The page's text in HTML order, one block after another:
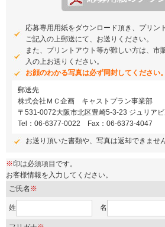
応募専用用紙をダウンロード頂き、プリン
ご記入の上郵送にて、お送りください。
また、プリントアウト等が難しい方は、市
入の上お送りください。
お顔のわかる写真は必ず同封してください。
郵送先
株式会社ＭＣ企画 キャストプラン事業部
〒531-0072大阪市北区豊崎5-3-23 ジュリア
Tel：06-6377-0022 Fax：06-6373-4047
お送り頂いた書類や、写真は返却できませ
※印は必須項目です。
お客様情報を入力してください。
ご氏名 ※
姓 名